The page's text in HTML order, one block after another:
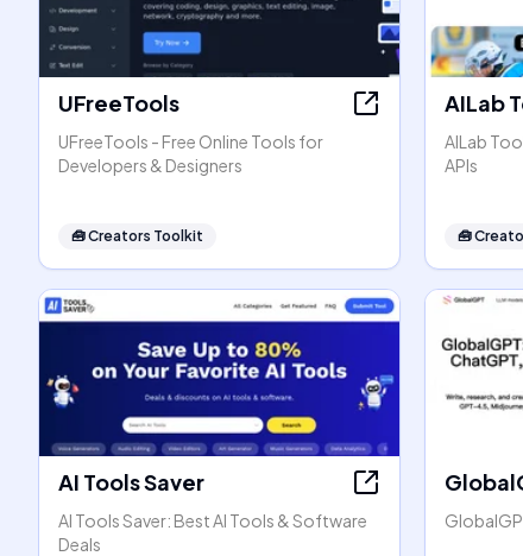
UFreeTools
UFreeTools - Free Online Tools for
Developers & Designers
🧰Creators Toolkit
AILab
AILab
APIs
🧰
AI Tools Saver
AI Tools Saver: Best AI Tools & Software
Deals